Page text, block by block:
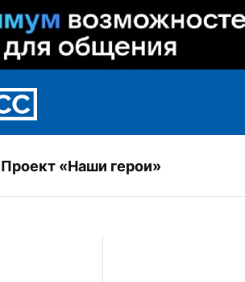
Проект «Наши герои»